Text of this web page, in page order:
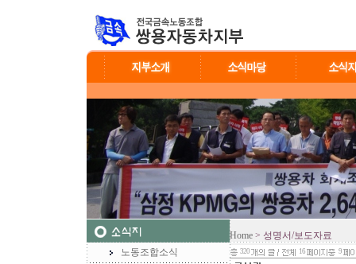
노동조합소식
Home > 성명서/보도자료
320 16 9